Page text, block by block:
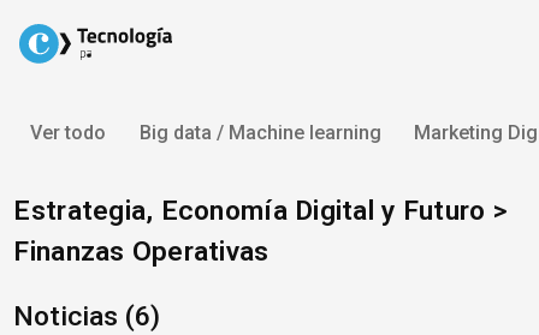
content
Ver todo Big data / Machine learning Marketing
Estrategia, Economía Digital y Futuro >
Finanzas Operativas
Noticias (6)